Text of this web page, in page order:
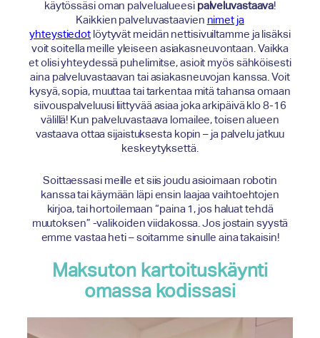
käytössäsi oman palvelualueesi palveluvastaava!
Kaikkien palveluvastaavien nimet ja
yhteystiedot löytyvät meidän nettisivuiltamme ja lisäksi
voit soitella meille yleiseen asiakasneuvontaan. Vaikka
et olisi yhteydessä puhelimitse, asioit myös sähköisesti
aina palveluvastaavan tai asiakasneuvojan kanssa. Voit
kysyä, sopia, muuttaa tai tarkentaa mitä tahansa omaan
siivouspalveluusi liittyvää asiaa joka arkipäivä klo 8-16
välillä! Kun palveluvastaava lomailee, toisen alueen
vastaava ottaa sijaistuksesta kopin – ja palvelu jatkuu
keskeytyksettä.
Soittaessasi meille et siis joudu asioimaan robotin
kanssa tai käymään läpi ensin laajaa vaihtoehtojen
kirjoa, tai hortoilemaan “paina 1, jos haluat tehdä
muutoksen” -valikoiden viidakossa. Jos jostain syystä
emme vastaa heti – soitamme sinulle aina takaisin!
Maksuton kartoituskäynti
omassa kodissasi